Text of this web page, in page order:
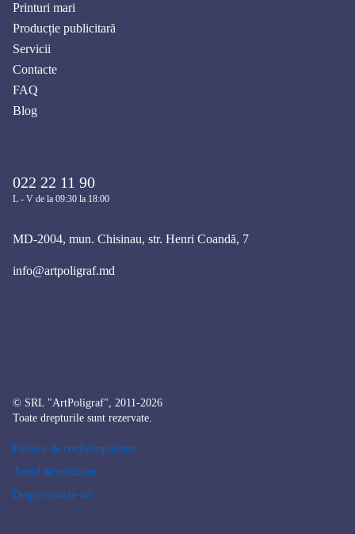
Printuri mari
Producție publicitară
Servicii
Contacte
FAQ
Blog
022 22 11 90
L - V de la 09:30 la 18:00
MD-2004, mun. Chisinau, str. Henri Coandă, 7
info@artpoligraf.md
© SRL "ArtPoligraf", 2011-2026
Toate drepturile sunt rezervate.
Politica de confidențialitate
Acord de utilizator
Despre cookie-uri